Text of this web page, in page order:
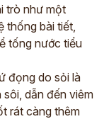
trò như một
thống bài tiết,
tống nước tiểu
đọng do sỏi là
dẫn đến viêm
rát càng thêm